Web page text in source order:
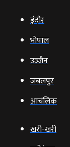
इंदौर
भोपाल
उज्‍जैन
जबलपुर
आचंलिक
खरी-खरी